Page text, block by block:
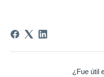
¿Fue útil